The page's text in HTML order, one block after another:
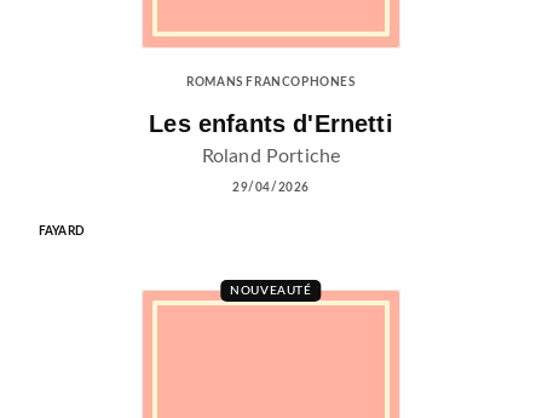
ROMANS FRANCOPHONES
Les enfants d'Ernetti
Roland Portiche
29/04/2026
FAYARD
NOUVEAUTÉ